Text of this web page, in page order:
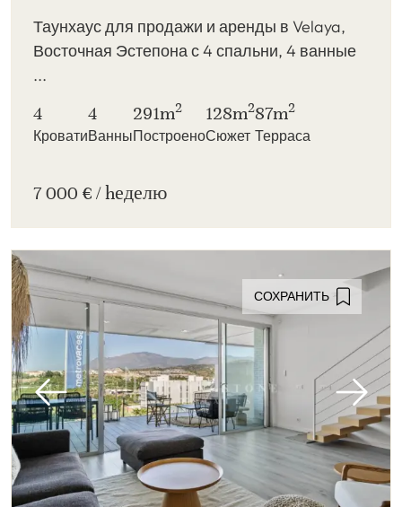
Таунхаус для продажи и аренды в Velaya,
Восточная Эстепона с 4 спальни, 4 ванные
...
4
Кровати
4
Ванны
291m2
Построено
128m2
Сюжет
87m2
Терраса
7 000 € / hеделю
СОХРАНИТЬ